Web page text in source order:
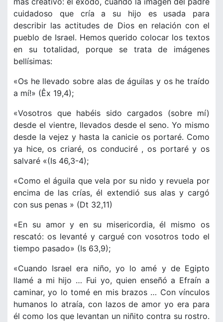
cuidadoso que cría a su hijo es usada para
describir las actitudes de Dios en relación con el
pueblo de Israel. Hemos querido colocar los textos
en su totalidad, porque se trata de imágenes
bellísimas:
«Os he llevado sobre alas de águilas y os he traído
a mí!» (Êx 19,4);
«Vosotros que habéis sido cargados (sobre mí)
desde el vientre, llevados desde el seno. Yo mismo
desde la vejez y hasta la canicie os portaré. Como
ya hice, os criaré, os conduciré , os portaré y os
salvaré «(Is 46,3-4);
«Como el águila que vela por su nido y revuela por
encima de las crías, él extendió sus alas y cargó
con sus penas » (Dt 32,11)
«En su amor y en su misericordia, él mismo os
rescató: os levanté y cargué con vosotros todo el
tiempo pasado» (Is 63,9);
«Cuando Israel era niño, yo lo amé y de Egipto
llamé a mi hijo … Fui yo, quien enseñó a Efraín a
caminar, yo lo tomé en mis brazos … Con vínculos
humanos lo atraía, con lazos de amor yo era para
él como los que levantan un niñito contra su rostro.